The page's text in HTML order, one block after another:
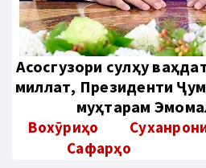
Aсосгузори сулҳу
миллат, Президенти
муҳтарам
Вохӯриҳо
Сафарҳо